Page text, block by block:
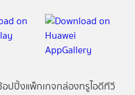
อปปิ้งแพ็กเกจกล่องทรูไอดีทีวี